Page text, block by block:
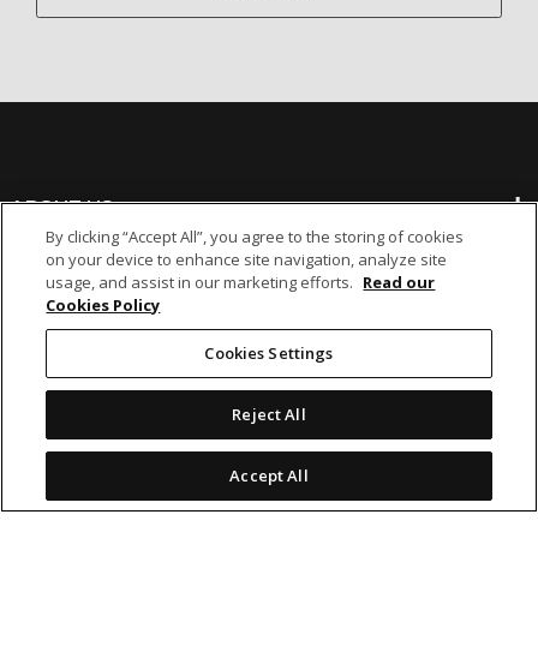
ABOUT US
BANKING
By clicking “Accept All”, you agree to the storing of cookies
on your device to enhance site navigation, analyze site
usage, and assist in our marketing efforts. Read our
Cookies Policy
Cookies Settings
Reject All
Accept All